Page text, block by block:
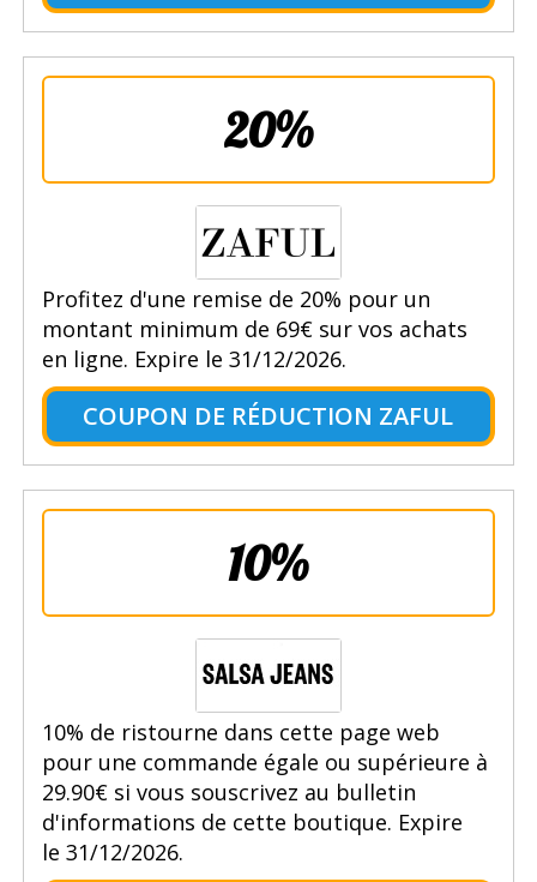
20%
Profitez d'une remise de 20% pour un
montant minimum de 69€ sur vos achats
en ligne. Expire le 31/12/2026.
COUPON DE RÉDUCTION ZAFUL
10%
10% de ristourne dans cette page web
pour une commande égale ou supérieure à
29.90€ si vous souscrivez au bulletin
d'informations de cette boutique. Expire
le 31/12/2026.